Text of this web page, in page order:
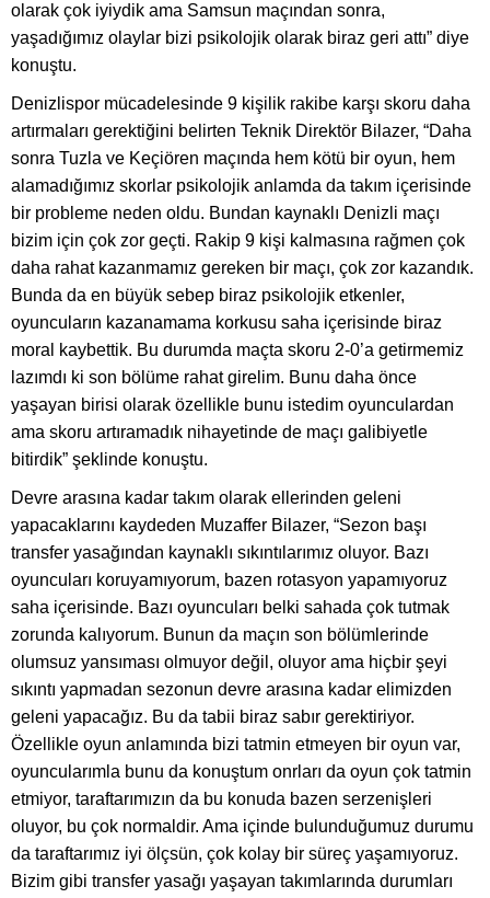
olarak çok iyiydik ama Samsun maçından sonra,
yaşadığımız olaylar bizi psikolojik olarak biraz geri attı” diye
konuştu.
Denizlispor mücadelesinde 9 kişilik rakibe karşı skoru daha
artırmaları gerektiğini belirten Teknik Direktör Bilazer, “Daha
sonra Tuzla ve Keçiören maçında hem kötü bir oyun, hem
alamadığımız skorlar psikolojik anlamda da takım içerisinde
bir probleme neden oldu. Bundan kaynaklı Denizli maçı
bizim için çok zor geçti. Rakip 9 kişi kalmasına rağmen çok
daha rahat kazanmamız gereken bir maçı, çok zor kazandık.
Bunda da en büyük sebep biraz psikolojik etkenler,
oyuncuların kazanamama korkusu saha içerisinde biraz
moral kaybettik. Bu durumda maçta skoru 2-0’a getirmemiz
lazımdı ki son bölüme rahat girelim. Bunu daha önce
yaşayan birisi olarak özellikle bunu istedim oyunculardan
ama skoru artıramadık nihayetinde de maçı galibiyetle
bitirdik” şeklinde konuştu.
Devre arasına kadar takım olarak ellerinden geleni
yapacaklarını kaydeden Muzaffer Bilazer, “Sezon başı
transfer yasağından kaynaklı sıkıntılarımız oluyor. Bazı
oyuncuları koruyamıyorum, bazen rotasyon yapamıyoruz
saha içerisinde. Bazı oyuncuları belki sahada çok tutmak
zorunda kalıyorum. Bunun da maçın son bölümlerinde
olumsuz yansıması olmuyor değil, oluyor ama hiçbir şeyi
sıkıntı yapmadan sezonun devre arasına kadar elimizden
geleni yapacağız. Bu da tabii biraz sabır gerektiriyor.
Özellikle oyun anlamında bizi tatmin etmeyen bir oyun var,
oyuncularımla bunu da konuştum onrları da oyun çok tatmin
etmiyor, taraftarımızın da bu konuda bazen serzenişleri
oluyor, bu çok normaldir. Ama içinde bulunduğumuz durumu
da taraftarımız iyi ölçsün, çok kolay bir süreç yaşamıyoruz.
Bizim gibi transfer yasağı yaşayan takımlarında durumları